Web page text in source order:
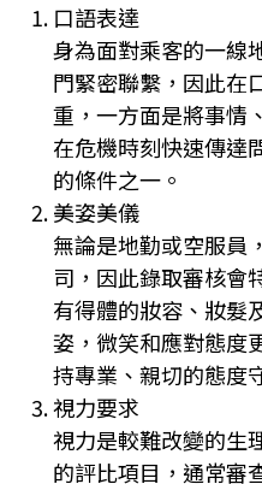
口語表達
身為面對乘客的一線
門緊密聯繫，因此在
重，一方面是將事情
在危機時刻快速傳達
的條件之一。
美姿美儀
無論是地勤或空服員
司，因此錄取審核會
有得體的妝容、妝髮
姿，微笑和應對態度
持專業、親切的態度
視力要求
視力是較難改變的生
的評比項目，通常審